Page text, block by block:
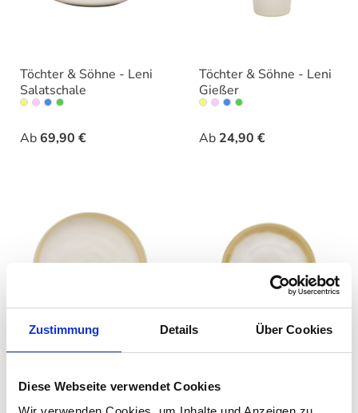
Zustimmung Details Über Cookies
Diese Webseite verwendet Cookies
Töchter & Söhne - Leni
Salatschale
Ab69,90 €
Varianten
Töchter & Söhne - Leni
Gießer
Ab 24,90 €
Varianten
Varianten Varianten